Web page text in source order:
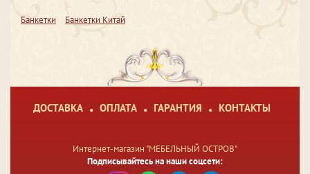
Банкетки Банкетки Китай
ДОСТАВКА ОПЛАТА ГАРАНТИЯ КОНТАКТЫ
Интернет-магазин "МЕБЕЛЬНЫЙ ОСТРОВ"
Подписывайтесь на наши соцсети: